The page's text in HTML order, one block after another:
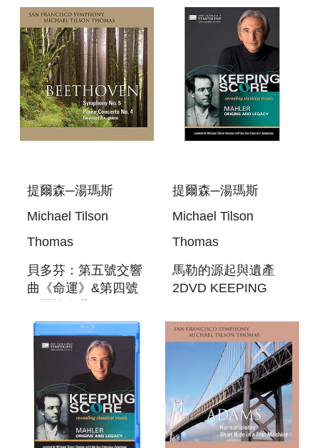
APPALACHIAN
提爾森─湯瑪斯
Michael Tilson
Thomas
貝多芬：第五號交響
曲《命運》&第四號
BEETHOVEN:
SYMPHONY NO. 5
& PIANO
CONCERTO NO. 4
提爾森─湯瑪斯
Michael Tilson
Thomas
馬勒的源起與遺產
2DVD KEEPING
ORIGINS AND
LEGACY